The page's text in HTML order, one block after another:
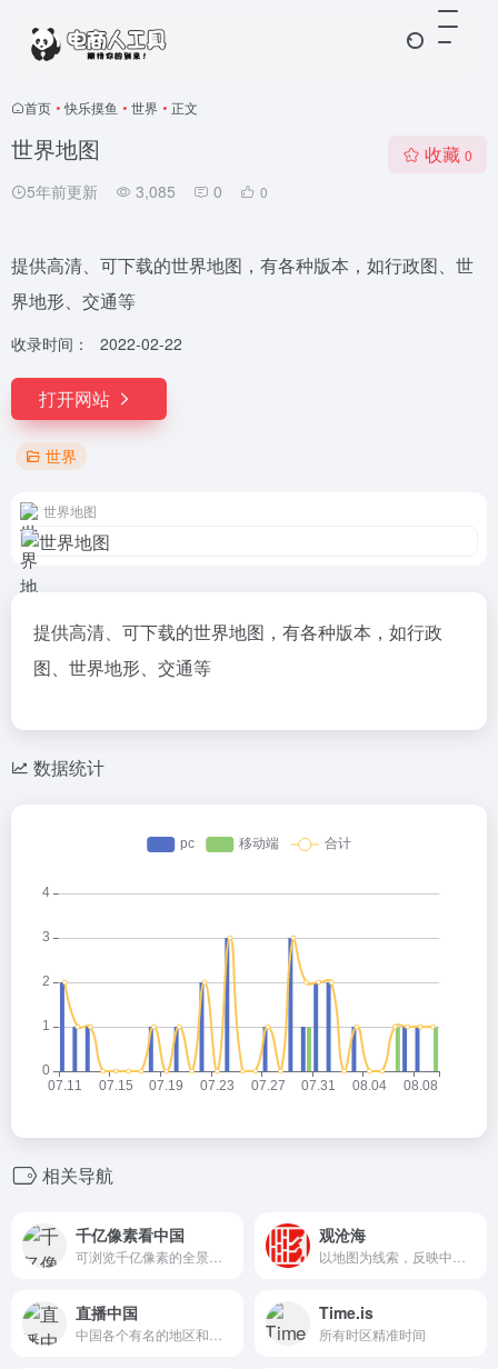
首页 • 快乐摸鱼 • 世界 • 正文
世界地图
5年前更新 3,085 0 0
收藏 0
提供高清、可下载的世界地图，有各种版本，如行政图、世
界地形、交通等
收录时间： 2022-02-22
打开网站
世界
世界地图
提供高清、可下载的世界地图，有各种版本，如行政
图、世界地形、交通等
数据统计
相关导航
千亿像素看中国 观沧海
直播中国 Time.is
所有时区精准时间